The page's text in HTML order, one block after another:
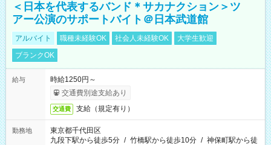
＜日本を代表するバンド＊サカナクション＞ツ
アー公演のサポートバイト＠日本武道館
アルバイト 職種未経験OK 社会人未経験OK
大学生歓迎
ブランクOK
給与
時給1250円～
交通費別途支給あり
交通費 支給（規定有り）
勤務地
東京都千代田区
九段下駅から徒歩5分 / 竹橋駅から徒歩10分 / 神保町駅から徒